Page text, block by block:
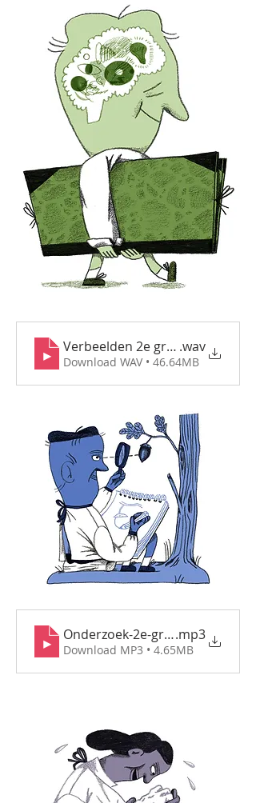
Verbeelden 2e graad.wav
Download WAV • 46.64MB
Onderzoek-2e-graad.mp3
Download MP3 • 4.65MB